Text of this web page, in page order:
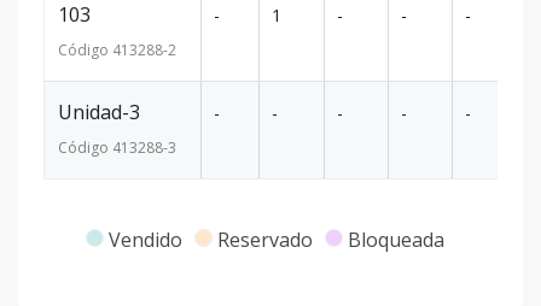
103
Código 413288-2
- 1 - - -
Unidad-3
Código 413288-3
- - - - -
Vendido Reservado Bloqueada